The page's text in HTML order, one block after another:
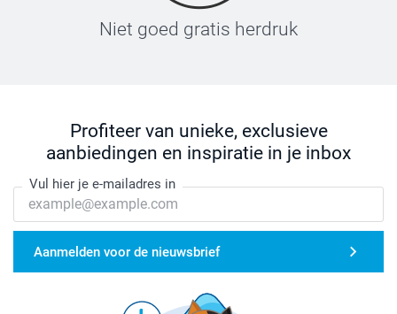
Niet goed gratis herdruk
Profiteer van unieke, exclusieve
aanbiedingen en inspiratie in je inbox
Vul hier je e-mailadres in
Aanmelden voor de nieuwsbrief